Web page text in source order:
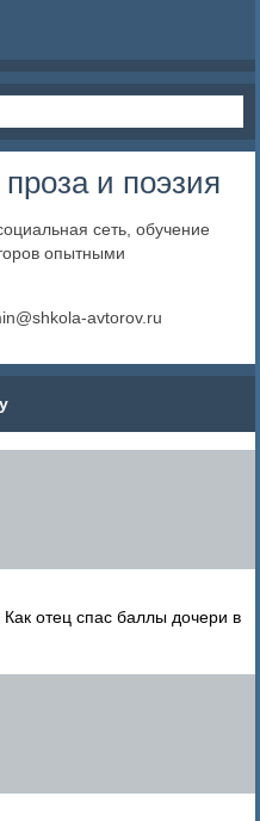
и поэзия
сеть, обучение
опытными
avtorov.ru
отец спас баллы дочери в